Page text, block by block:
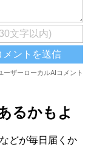
どが毎日届くか